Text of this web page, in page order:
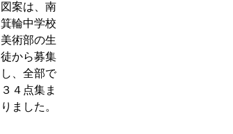
図案は、南
箕輪中学校
美術部の生
徒から募集
し、全部で
３４点集ま
りました。